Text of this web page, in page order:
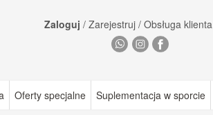
Zaloguj /Zarejestruj /Obsługa klienta
Oferty specjalne Suplementacja w sporcie